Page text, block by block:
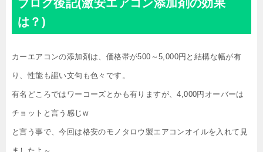
ブログ後記(激安エアコン添加剤の効果
は？)
カーエアコンの添加剤は、価格帯が500～5,000円と結構な幅が有
り、性能も謳い文句も色々です。
有名どころではワーコーズとかも有りますが、4,000円オーバーは
チョットと言う感じw
と言う事で、今回は格安のモノタロウ製エアコンオイルを入れて見